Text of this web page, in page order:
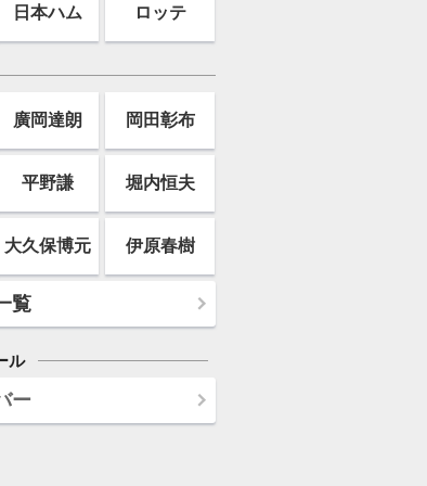
日本ハム ロッテ
廣岡達朗 岡田彰布
平野謙 堀内恒夫
大久保博元 伊原春樹
覧
ル
ー